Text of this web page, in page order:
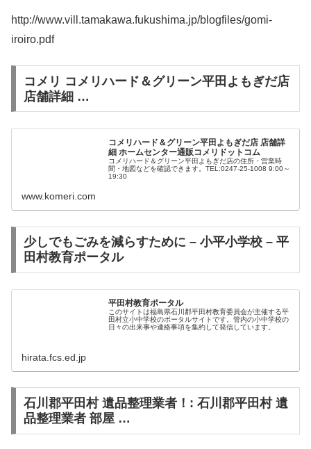
http://www.vill.tamakawa.fukushima.jp/blogfiles/gomi-
iroiro.pdf
コメリ コメリハード＆グリーン平田よもぎだ店
店舗詳細 …
コメリハード＆グリーン平田よもぎだ店 店舗詳
細 ホームセンター通販コメリドットコム
コメリハード＆グリーン平田よもぎだ店の住所・営業時
間・地図などを確認できます。TEL:0247-25-1008 9:00～
19:30
www.komeri.com
少しでもごみを減らすために – 小平小学校 – 平
田村教育ポータル
平田村教育ポータル
このサイトは福島県石川郡平田村教育委員会が主催する平
田村立小中学校のポータルサイトです。管内の小中学校の
日々の出来事や連絡事項を集約して発信しています。
hirata.fcs.ed.jp
石川郡平田村 遺品整理業者！: 石川郡平田村 遺
品整理業者 部屋 …